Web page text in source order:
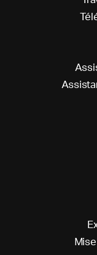
Tél
Assi
Assista
E
Mise